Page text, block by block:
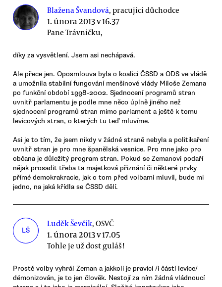
Blažena Švandová, pracující důchodce
1. února 2013 v 16.37
Pane Trávníčku,
díky za vysvětlení. Jsem asi nechápavá.
Ale přece jen. Oposmlouva byla o koalici ČSSD a ODS ve vládě
a umožnila stabilní fungování menšinové vlády Miloše Zemana
po funkční období 1998-2002. Sjednocení programů stran
uvnitř parlamentu je podle mne něco úplně jiného než
sjednocení programů stran mimo parlament a ještě k tomu
levicových stran, o kterých tu teď mluvíme.
Asi je to tím, že jsem nikdy v žádné straně nebyla a politikaření
uvnitř stran je pro mne španělská vesnice. Pro mne jako pro
občana je důležitý program stran. Pokud se Zemanovi podaří
nějak prosadit třeba ta majetková přiznání či některé prvky
přímé demokrakracie, jak o tom před volbami mluvil, bude mi
jedno, na jaká křídla se ČSSD dělí.
LŠ
Luděk Ševčík, OSVČ
1. února 2013 v 17.05
Tohle je už dost guláš!
Prostě volby vyhrál Zeman a jakkoli je pravící /i částí levice/
démonizován, je to jen člověk. Nestojí za ním žádná vládnoucí